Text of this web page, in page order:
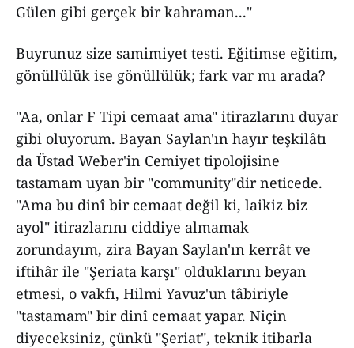
Gülen gibi gerçek bir kahraman..."
Buyrunuz size samimiyet testi. Eğitimse eğitim,
gönüllülük ise gönüllülük; fark var mı arada?
"Aa, onlar F Tipi cemaat ama" itirazlarını duyar
gibi oluyorum. Bayan Saylan'ın hayır teşkilâtı
da Üstad Weber'in Cemiyet tipolojisine
tastamam uyan bir "community"dir neticede.
"Ama bu dinî bir cemaat değil ki, laikiz biz
ayol" itirazlarını ciddiye almamak
zorundayım, zira Bayan Saylan'ın kerrât ve
iftihâr ile "Şeriata karşı" olduklarını beyan
etmesi, o vakfı, Hilmi Yavuz'un tâbiriyle
"tastamam" bir dinî cemaat yapar. Niçin
diyeceksiniz, çünkü "Şeriat", teknik itibarla